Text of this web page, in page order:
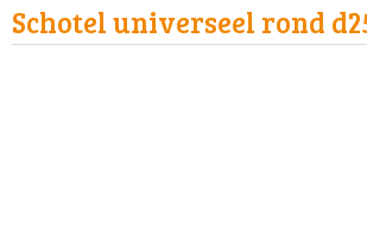
Schotel universeel rond